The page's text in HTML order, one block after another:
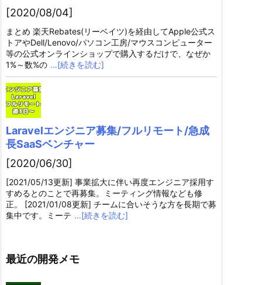
[2020/08/04]
まとめ 楽天Rebates(リーベイツ)を経由してApple公式ス
トアやDell/Lenovo/パソコン工房/マウスコンピューター
等の公式オンラインショップで購入するだけで、なぜか
1%～数%の …[続きを読む]
Laravelエンジニア募集/フルリモート/急成
長SaaSベンチャー
[2020/06/30]
[2021/05/13更新] 事業拡大に伴い再度エンジニア採用す
すめるとのことで再募集。ミーティング情報なども修
正。 [2021/01/08更新] チームに合いそうな方を長期で募
集中です。ミーテ …[続きを読む]
最近の開発メモ